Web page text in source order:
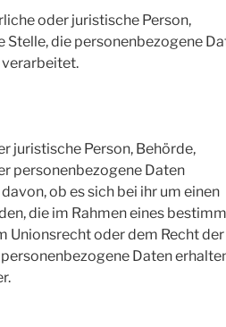
oder juristische Person,
Stelle, die personenbezogene
juristische Person, Behörde,
personenbezogene Daten
ob es sich bei ihr um einen
die im Rahmen eines
Unionsrecht oder dem Recht der
Daten